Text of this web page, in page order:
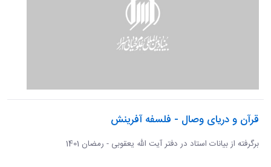
قرآن و دریای وصال - فلسفه آفرینش
برگرفته از بیانات استاد در دفتر آیت الله یعقوبی - رمضان 1401